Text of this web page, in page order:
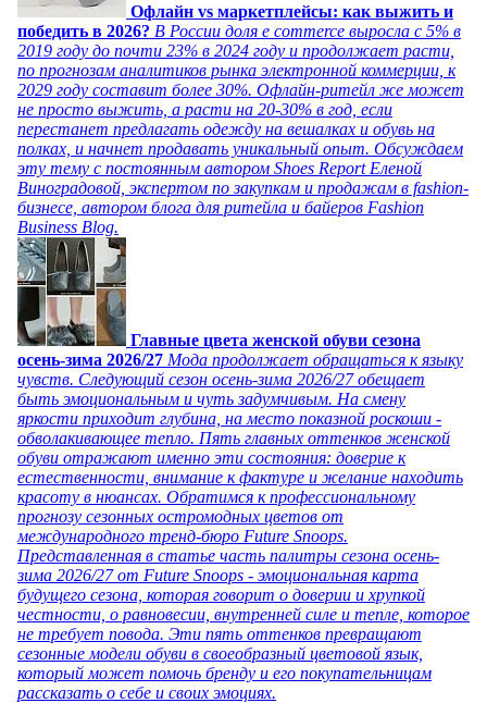
Офлайн vs маркетплейсы: как выжить и
победить в 2026? В России доля e commerce выросла с 5% в
2019 году до почти 23% в 2024 году и продолжает расти,
по прогнозам аналитиков рынка электронной коммерции, к
2029 году составит более 30%. Офлайн-ритейл же может
не просто выжить, а расти на 20-30% в год, если
перестанет предлагать одежду на вешалках и обувь на
полках, и начнет продавать уникальный опыт. Обсуждаем
эту тему с постоянным автором Shoes Report Еленой
Виноградовой, экспертом по закупкам и продажам в fashion-
бизнесе, автором блога для ритейла и байеров Fashion
Business Blog.
Главные цвета женской обуви сезона
осень-зима 2026/27 Мода продолжает обращаться к языку
чувств. Следующий сезон осень-зима 2026/27 обещает
быть эмоциональным и чуть задумчивым. На смену
яркости приходит глубина, на место показной роскоши -
обволакивающее тепло. Пять главных оттенков женской
обуви отражают именно эти состояния: доверие к
естественности, внимание к фактуре и желание находить
красоту в нюансах. Обратимся к профессиональному
прогнозу сезонных остромодных цветов от
международного тренд-бюро Future Snoops.
Представленная в статье часть палитры сезона осень-
зима 2026/27 от Future Snoops - эмоциональная карта
будущего сезона, которая говорит о доверии и хрупкой
честности, о равновесии, внутренней силе и тепле, которое
не требует повода. Эти пять оттенков превращают
сезонные модели обуви в своеобразный цветовой язык,
который может помочь бренду и его покупательницам
рассказать о себе и своих эмоциях.